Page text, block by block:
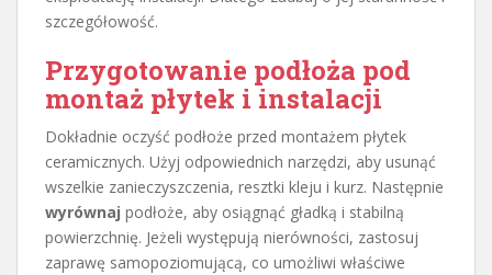
szczegółowość.
Przygotowanie podłoża pod
montaż płytek i instalacji
Dokładnie oczyść podłoże przed montażem płytek
ceramicznych. Użyj odpowiednich narzędzi, aby usunąć
wszelkie zanieczyszczenia, resztki kleju i kurz. Następnie
wyrównaj podłoże, aby osiągnąć gładką i stabilną
powierzchnię. Jeżeli występują nierówności, zastosuj
zaprawę samopoziomującą, co umożliwi właściwe